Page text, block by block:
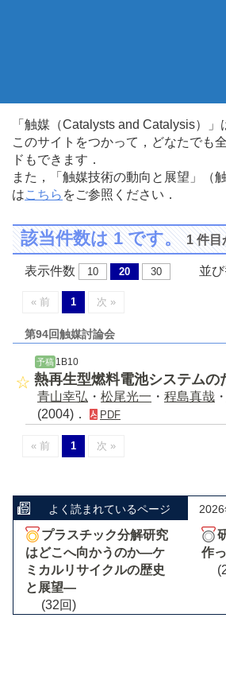
「触媒（Catalysts and Catalysis）
このサイトをつかって，どなたでも
ドもできます．
また，「触媒技術の動向と展望」（
はこちら をご参照ください．
該当件数は 1 です。1 件目
表示件数 10 20 30 並び
« 前 1 次 »
第94回触媒討論会
予稿 1B10
熱再生型燃料電池システムの
青山幸弘 ・ 松尾光一 ・ 程島真哉 ・
(2004)．
PDF
« 前 1 次 »
よく読まれているページ
プラスチック分解研究
はどこへ向かうのか―ケ
ミカルリサイクルの歴史
と展望―
(32回)
作